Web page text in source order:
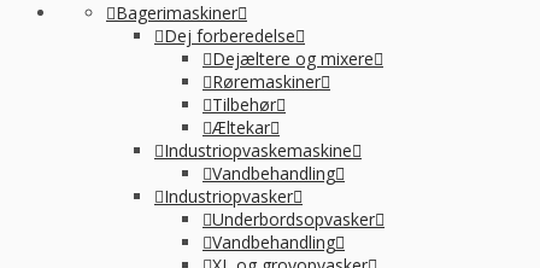
Bagerimaskiner
Dej forberedelse
Dejæltere og mixere
Røremaskiner
Tilbehør
Æltekar
Industriopvaskemaskine
Vandbehandling
Industriopvasker
Underbordsopvasker
Vandbehandling